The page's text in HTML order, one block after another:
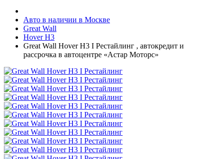
Авто в наличии в Москве
Great Wall
Hover H3
Great Wall Hover H3 I Рестайлинг , автокредит и
рассрочка в автоцентре «Астар Моторс»